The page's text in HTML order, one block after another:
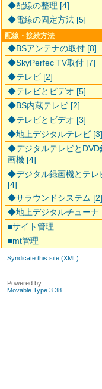
◆配線の整理 [4]
◆電線の固定方法 [5]
配線・接続方法
◆BSアンテナの取付 [8]
◆SkyPerfec TV取付 [7]
◆テレビ [2]
◆テレビとビデオ [5]
◆BS内蔵テレビ [2]
◆テレビとビデオ [3]
◆地上デジタルテレビ [3]
◆デジタルテレビとDVD
画機 [4]
◆デジタル録画機とテレ
[4]
◆サラウンドシステム [2]
◆地上デジタルチューナ
■サイト管理
■mt管理
Syndicate this site (XML)
Powered by
Movable Type 3.38